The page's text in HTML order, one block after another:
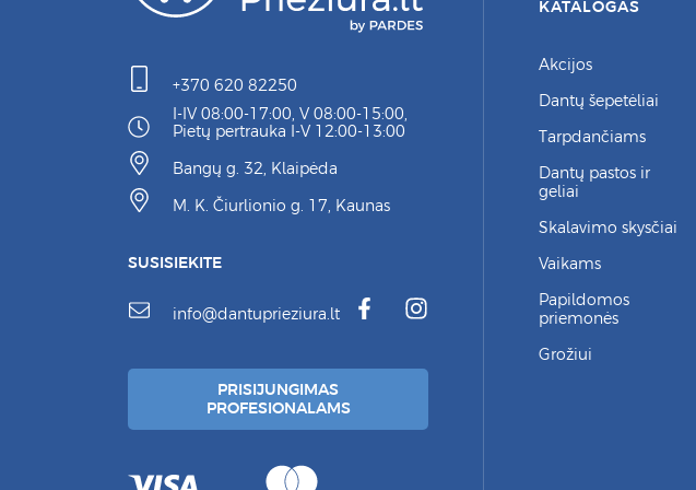
+370 620 82250
I-IV 08:00-17:00, V 08:00-15:00,
Pietų pertrauka I-V 12:00-13:00
Bangų g. 32, Klaipėda
M. K. Čiurlionio g. 17, Kaunas
SUSISIEKITE
info@dantuprieziura.lt
PRISIJUNGIMAS
PROFESIONALAMS
KATALOGAS
Akcijos
Dantų šepetėliai
Tarpdančiams
Dantų pastos ir
geliai
Skalavimo skysčiai
Vaikams
Papildomos
priemonės
Grožiui